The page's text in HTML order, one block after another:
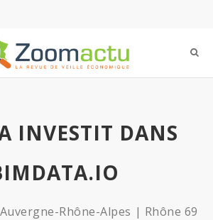
INVESTIT DANS
Rhône-Alpes
Rhône 69